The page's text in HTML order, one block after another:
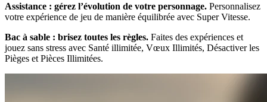
Assistance : gérez l’évolution de votre personnage. Personnalisez
votre expérience de jeu de manière équilibrée avec Super Vitesse.
Bac à sable : brisez toutes les règles. Faites des expériences et
jouez sans stress avec Santé illimitée, Vœux Illimités, Désactiver les
Pièges et Pièces Illimitées.